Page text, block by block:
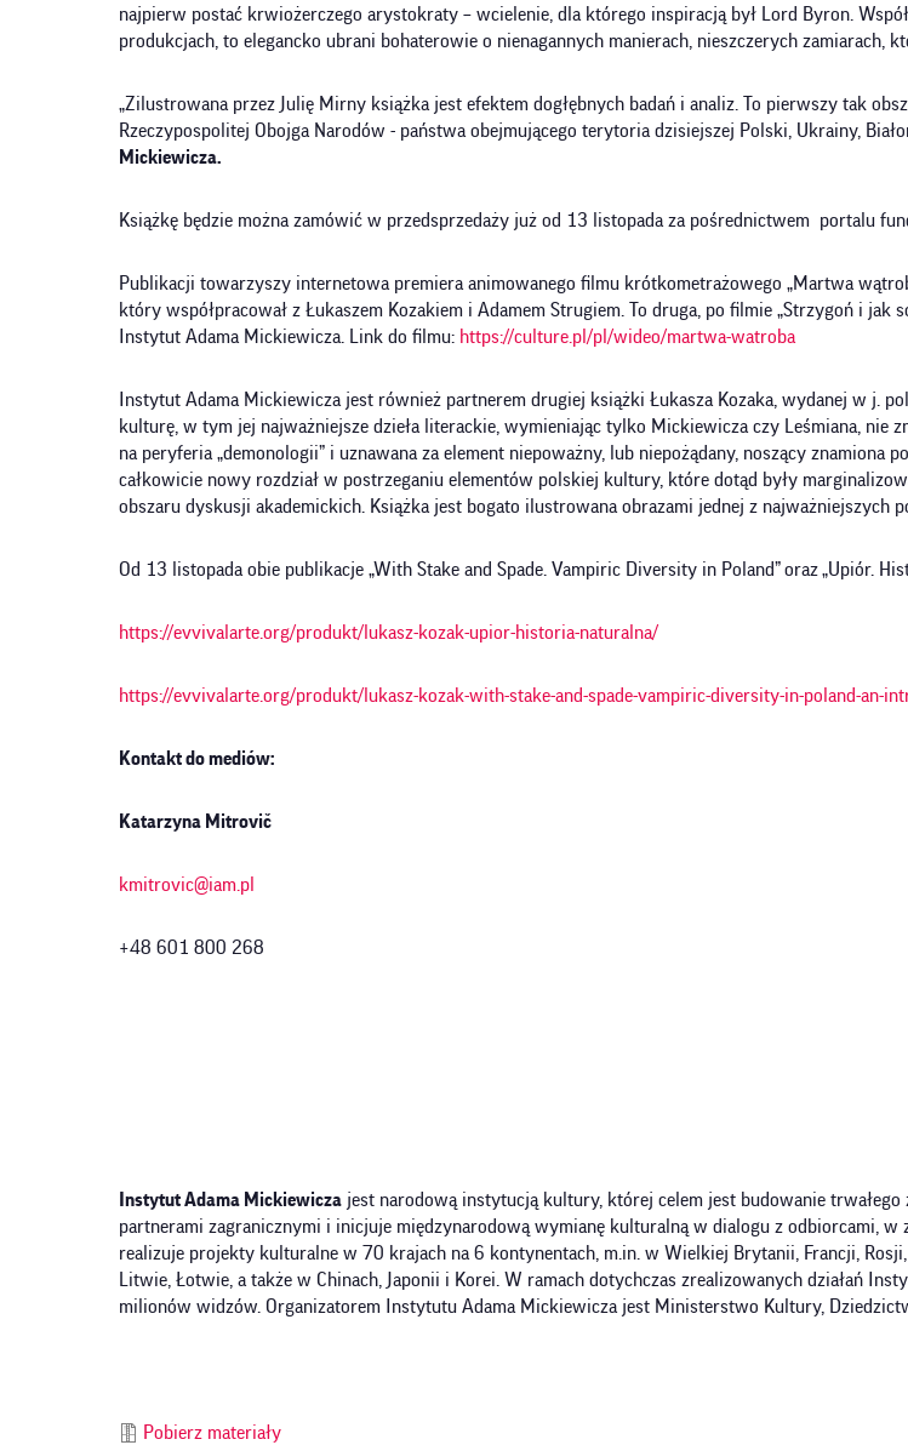
najpierw postać krwiożerczego arystokraty – wcielenie, dla którego inspiracją był Lord Byron.
produkcjach, to elegancko ubrani bohaterowie o nienagannych manierach, nieszczerych zamiarach,
„Zilustrowana przez Julię Mirny książka jest efektem dogłębnych badań i analiz. To pierwszy tak
Rzeczypospolitej Obojga Narodów - państwa obejmującego terytoria dzisiejszej Polski, Ukrainy,
Mickiewicza.
Książkę będzie można zamówić w przedsprzedaży już od 13 listopada za pośrednictwem portalu
Publikacji towarzyszy internetowa premiera animowanego filmu krótkometrażowego „Martwa
który współpracował z Łukaszem Kozakiem i Adamem Strugiem. To druga, po filmie „Strzygoń i jak
Instytut Adama Mickiewicza. Link do filmu: https://culture.pl/pl/wideo/martwa-watroba
Instytut Adama Mickiewicza jest również partnerem drugiej książki Łukasza Kozaka, wydanej w j.
kulturę, w tym jej najważniejsze dzieła literackie, wymieniając tylko Mickiewicza czy Leśmiana, nie
na peryferia „demonologii” i uznawana za element niepoważny, lub niepożądany, noszący znamiona
całkowicie nowy rozdział w postrzeganiu elementów polskiej kultury, które dotąd były
obszaru dyskusji akademickich. Książka jest bogato ilustrowana obrazami jednej z najważniejszych
Od 13 listopada obie publikacje „With Stake and Spade. Vampiric Diversity in Poland”oraz„Upiór.
https://evvivalarte.org/produkt/lukasz-kozak-upior-historia-naturalna/
https://evvivalarte.org/produkt/lukasz-kozak-with-stake-and-spade-vampiric-diversity-in-poland-an-
Kontakt do mediów:
Katarzyna Mitrovič
kmitrovic@iam.pl
+48 601 800 268
Instytut Adama Mickiewicza jest narodową instytucją kultury, której celem jest budowanie
partnerami zagranicznymi i inicjuje międzynarodową wymianę kulturalną w dialogu z odbiorcami,
realizuje projekty kulturalne w 70 krajach na 6 kontynentach, m.in. w Wielkiej Brytanii, Francji,
Litwie, Łotwie, a także w Chinach, Japonii i Korei. W ramach dotychczas zrealizowanych działań
milionów widzów. Organizatorem Instytutu Adama Mickiewicza jest Ministerstwo Kultury,
Pobierz materiały